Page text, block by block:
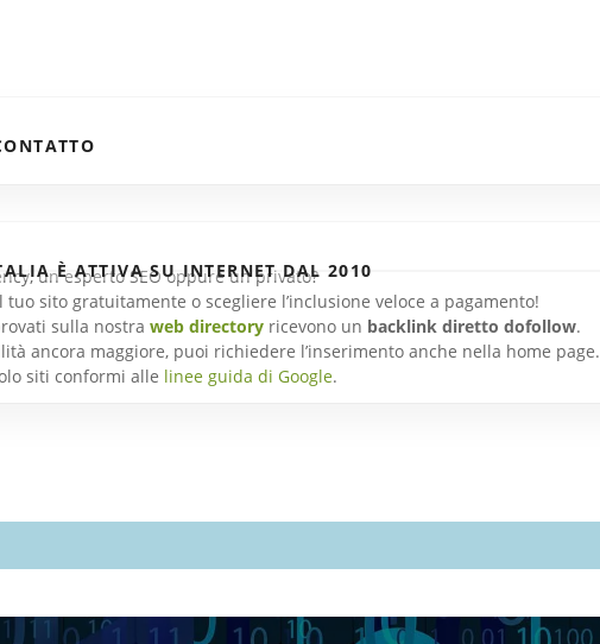
È ATTIVA SU INTERNET DAL 2010
un esperto SEO oppure un privato?
tuo sito gratuitamente o scegliere l’inclusione veloce a pagamento!
sulla nostra web directoryricevono un backlink diretto dofollow.
ancora maggiore, puoi richiedere l’inserimento anche nella home page.
siti conformi alle linee guida di Google.